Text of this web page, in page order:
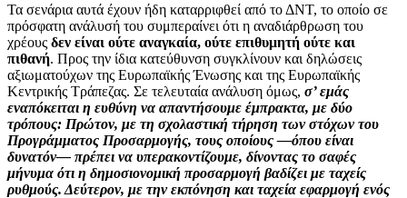
Τα σενάρια αυτά έχουν ήδη καταρριφθεί από το ΔΝΤ, το οποίο σε
πρόσφατη ανάλυσή του συμπεραίνει ότι η αναδιάρθρωση του
χρέους δεν είναι ούτε αναγκαία, ούτε επιθυμητή ούτε και
πιθανή. Προς την ίδια κατεύθυνση συγκλίνουν και δηλώσεις
αξιωματούχων της Ευρωπαϊκής Ένωσης και της Ευρωπαϊκής
Κεντρικής Τράπεζας. Σε τελευταία ανάλυση όμως, σ’ εμάς
εναπόκειται η ευθύνη να απαντήσουμε έμπρακτα, με δύο
τρόπους: Πρώτον, με τη σχολαστική τήρηση των στόχων του
Προγράμματος Προσαρμογής, τους οποίους ―όπου είναι
δυνατόν― πρέπει να υπερακοντίζουμε, δίνοντας το σαφές
μήνυμα ότι η δημοσιονομική προσαρμογή βαδίζει με ταχείς
ρυθμούς. Δεύτερον, με την εκπόνηση και ταχεία εφαρμογή ενός